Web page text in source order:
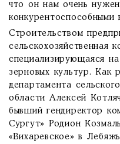
что он нам очень
конкурентоспособными
Строительством
сельскохозяйственная
специализирующаяся
зерновых культур. Как
департамента
области Алексей
бывший гендиректор
Сургут» Родион
«Вихаревское» в